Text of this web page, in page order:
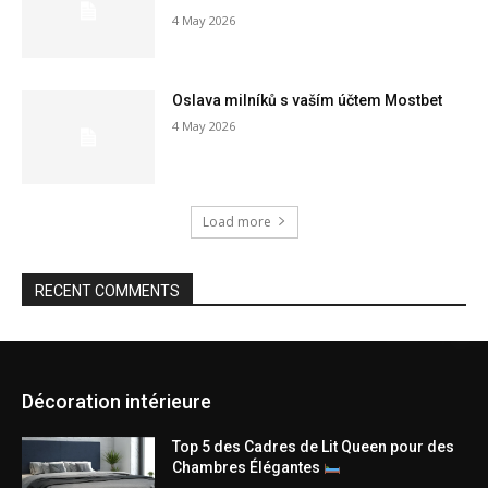
4 May 2026
Oslava milníků s vaším účtem Mostbet
4 May 2026
Load more
RECENT COMMENTS
Décoration intérieure
Top 5 des Cadres de Lit Queen pour des
Chambres Élégantes